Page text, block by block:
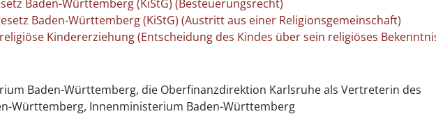
Baden-Württemberg (KiStG) (Besteuerungsrecht)
Baden-Württemberg (KiStG) (Austritt aus einer Religionsgemeinschaft)
Kindererziehung (Entscheidung des Kindes über sein religiöses
Baden-Württemberg, die Oberfinanzdirektion Karlsruhe als Vertreterin des
Württemberg, Innenministerium Baden-Württemberg